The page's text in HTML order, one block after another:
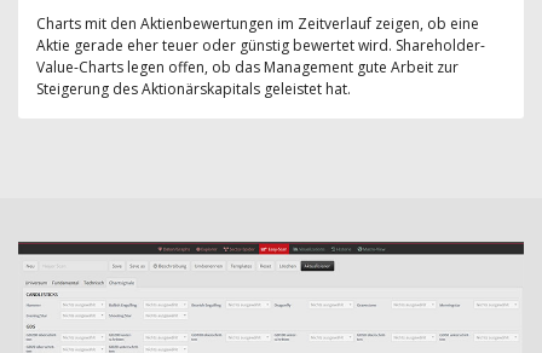
Charts mit den Aktienbewertungen im Zeitverlauf zeigen, ob eine
Aktie gerade eher teuer oder günstig bewertet wird. Shareholder-
Value-Charts legen offen, ob das Management gute Arbeit zur
Steigerung des Aktionärskapitals geleistet hat.